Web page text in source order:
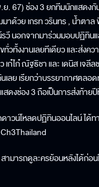
ช่อง 3 ยกทีมนักแสดงกัน
มมาด้วย เกรท วรินทร , น้
นอกจากมาร่วมมอบปฏิทิน
วทั้งงานเลยทีเดียว และส่
ก๋ไก๋ ณัฐธิชา และ เดนิส เจ
เลย เรียกว่าบรรยากาศตล
ดงช่อง 3 ถือเป็นการส่งท้า
าวน์โหลดปฏิทินออนไลน์ ไ
มารถดูละครย้อนหลังได้ก่อ